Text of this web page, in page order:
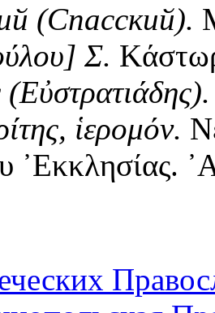
(Спасский).
Σ.
ἱερομόν.
᾿Εκκλησίας.